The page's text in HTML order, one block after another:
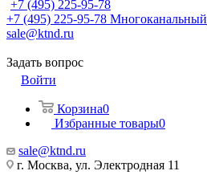
+7 (495) 225-95-78
+7 (495) 225-95-78 Многоканальный
sale@ktnd.ru
Задать вопрос
Войти
Корзина0
Избранные товары0
sale@ktnd.ru
г. Москва, ул. Электродная 11